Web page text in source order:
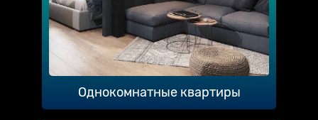
Однокомнатные квартиры